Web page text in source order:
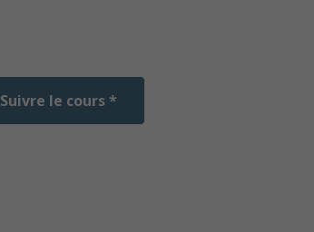
Suivre le cours *